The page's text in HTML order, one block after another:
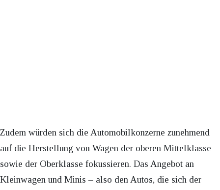
Zudem würden sich die Automobilkonzerne zunehmend
auf die Herstellung von Wagen der oberen Mittelklasse
sowie der Oberklasse fokussieren. Das Angebot an
Kleinwagen und Minis – also den Autos, die sich der